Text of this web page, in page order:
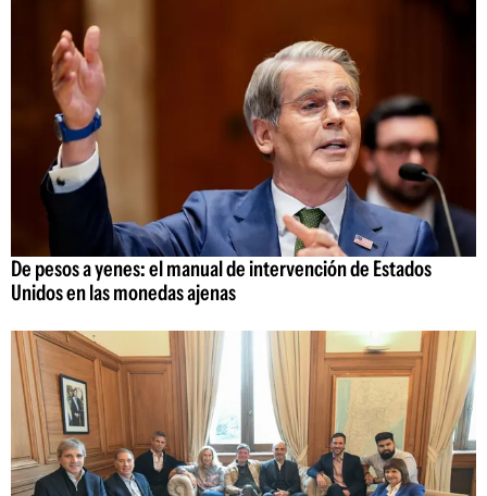
De pesos a yenes: el manual de intervención de Estados
Unidos en las monedas ajenas